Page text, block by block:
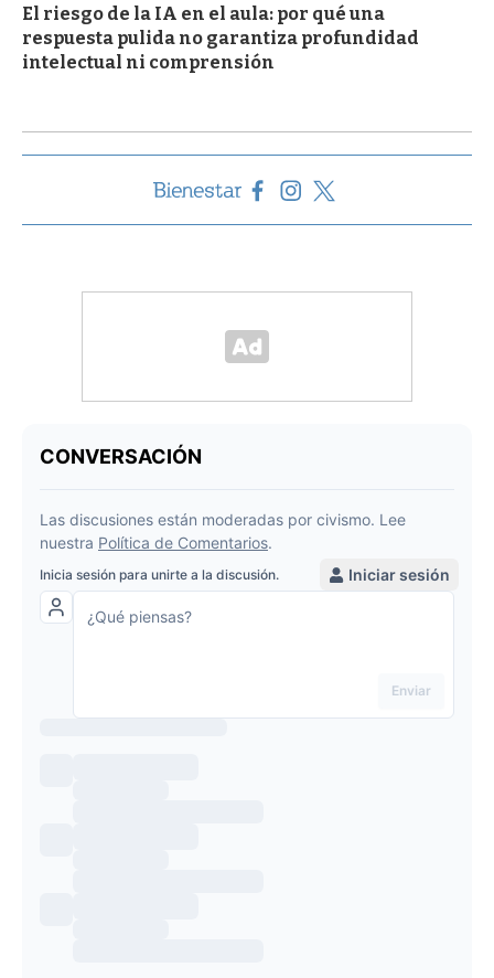
El riesgo de la IA en el aula: por qué una
respuesta pulida no garantiza profundidad
intelectual ni comprensión